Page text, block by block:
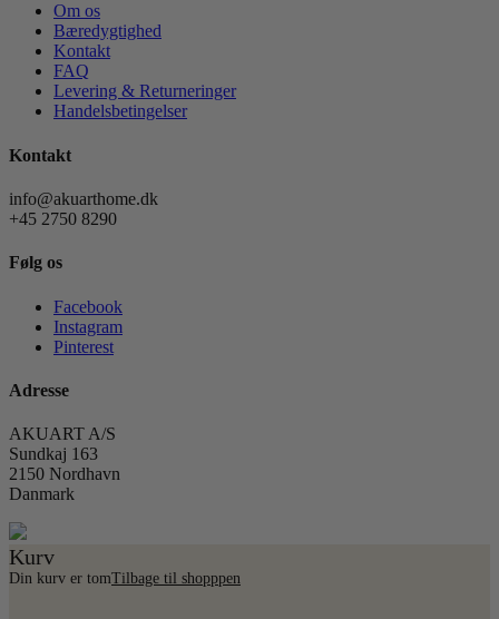
Om os
Bæredygtighed
Kontakt
FAQ
Levering & Returneringer
Handelsbetingelser
Kontakt
info@akuarthome.dk
+45 2750 8290
Følg os
Facebook
Instagram
Pinterest
Adresse
AKUART A/S
Sundkaj 163
2150 Nordhavn
Danmark
Kurv
Din kurv er tomTilbage til shopppen